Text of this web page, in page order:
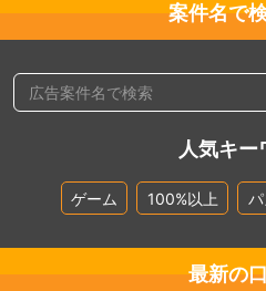
案件名で
人気キー
ゲーム 100%以上
最新の